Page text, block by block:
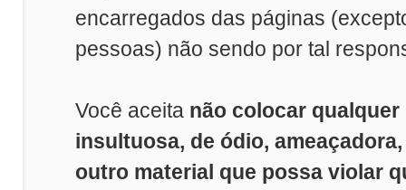
encarregados das páginas
pessoas) não sendo por tal
Você aceita não colocar
insultuosa, de ódio,
outro material que possa violar